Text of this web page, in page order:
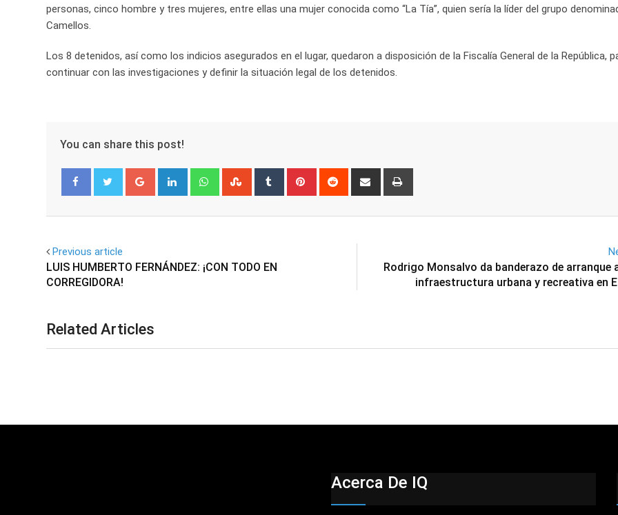
personas, cinco hombre y tres mujeres, entre ellas una mujer conocida como “La Tía”, quien sería la líder del grupo
Camellos.
Los 8 detenidos, así como los indicios asegurados en el lugar, quedaron a disposición de la Fiscalía General de la República,
continuar con las investigaciones y definir la situación legal de los detenidos.
You can share this post!
Google+ LinkedIn WhatsappStumbleUpon
Tumblr Pinterest Reddit
Share
Previous article
LUIS HUMBERTO FERNÁNDEZ: ¡CON TODO EN
CORREGIDORA!
Rodrigo Monsalvo da banderazo de arranque
infraestructura urbana y recreativa en
Related Articles
Acerca De IQ